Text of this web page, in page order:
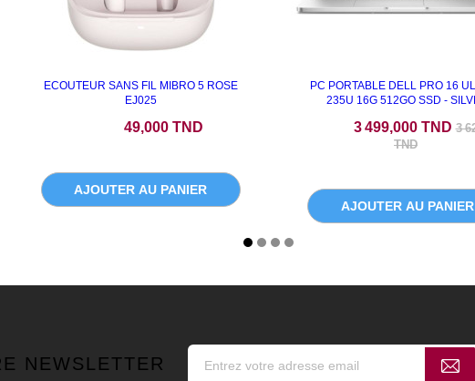
ECOUTEUR SANS FIL MIBRO 5 ROSE
EJ025
49,000 TND
AJOUTER AU PANIER
PC PORTABLE DELL PRO 16
235U 16G 512GO SSD -
3 499,000 TND 3
TND
AJOUTER AU PANIER
NEWSLETTER